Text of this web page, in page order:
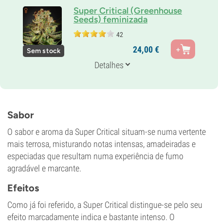
Super Critical (Greenhouse
Seeds) feminizada
42
Pais
Big Bud x Skunk x White Widow
30% Sativa
8-9 semanas
0-1%
Tipo de floração
Período de luz
Sem stock 24,00€
Detalhes
Sabor
O sabor e aroma da Super Critical situam-se numa vertente
mais terrosa, misturando notas intensas, amadeiradas e
especiadas que resultam numa experiência de fumo
agradável e marcante.
Efeitos
Como já foi referido, a Super Critical distingue-se pelo seu
efeito marcadamente indica e bastante intenso. O